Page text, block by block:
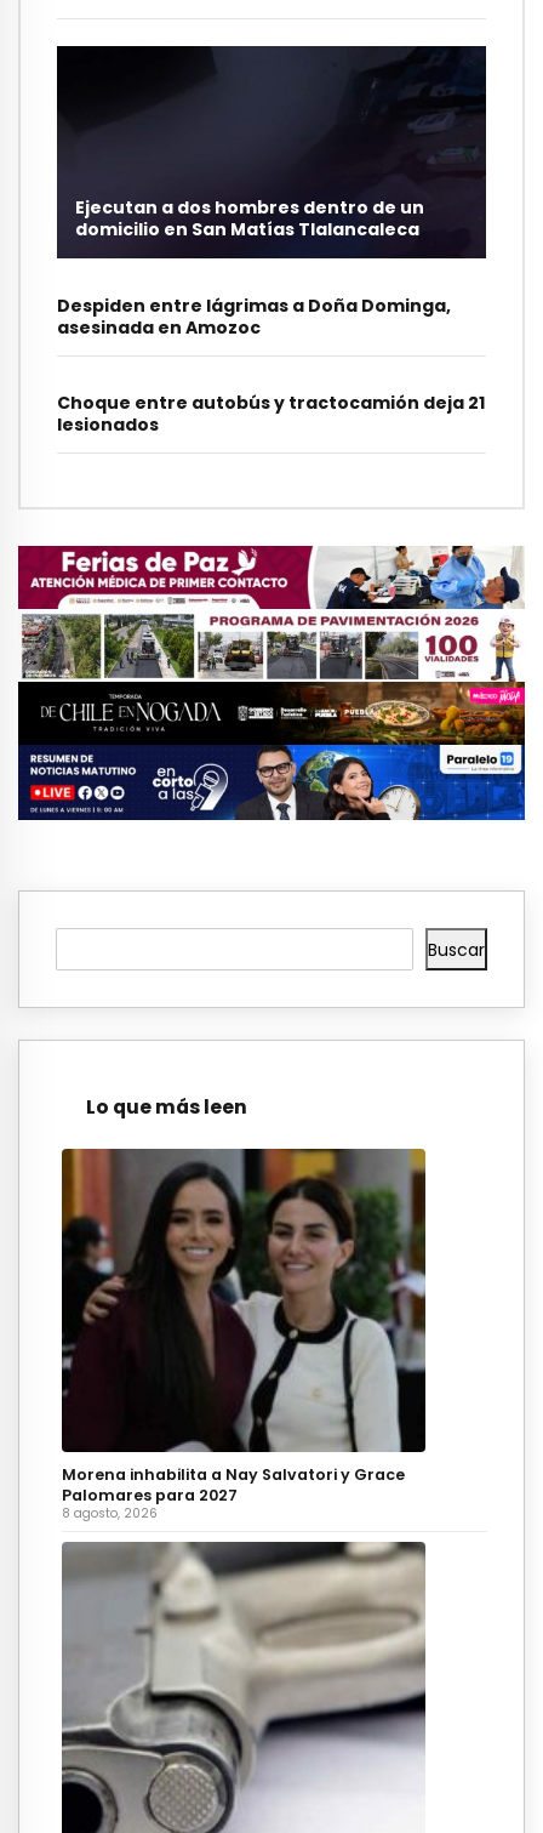
Ejecutan a dos hombres dentro de un
domicilio en San Matías Tlalancaleca
Despiden entre lágrimas a Doña Dominga,
asesinada en Amozoc
Choque entre autobús y tractocamión deja 21
lesionados
Buscar
Lo que más leen
Morena inhabilita a Nay Salvatori y Grace
Palomares para 2027
8 agosto, 2026